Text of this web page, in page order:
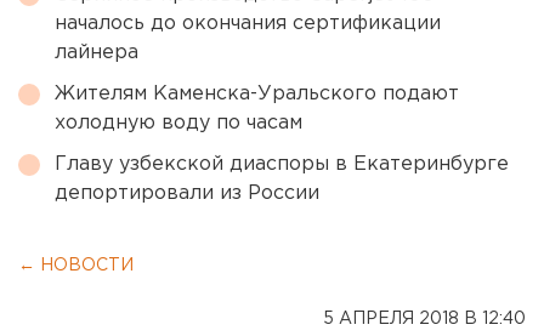
началось до окончания сертификации
лайнера
Жителям Каменска-Уральского подают
холодную воду по часам
Главу узбекской диаспоры в Екатеринбурге
депортировали из России
← НОВОСТИ
5 АПРЕЛЯ 2018 В 12:40